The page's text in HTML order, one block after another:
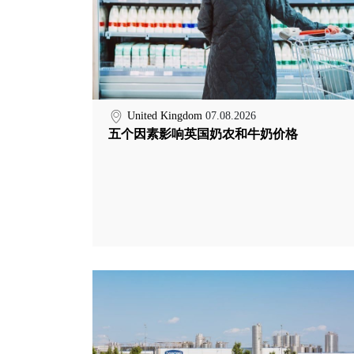
United Kingdom 07.08.2026
五个因素影响英国奶农和牛奶价格